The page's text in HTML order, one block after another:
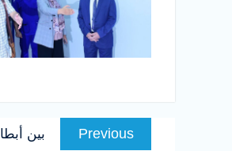
تصفّح
المقالاتPrevious
Previous
post:
بين